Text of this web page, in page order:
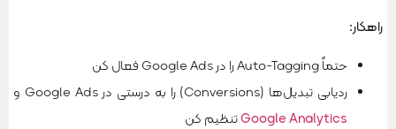
راهکار:
حتماً Auto-Tagging را در Google Ads فعال کن
ردیابی تبدیل‌ها (Conversions) را به درستی در Google Ads و
Google Analyticsتنظیم کن